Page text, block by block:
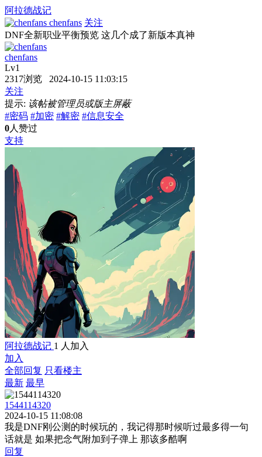
阿拉德战记
chenfans 关注
DNF全新职业平衡预览 这几个成了新版本真神
chenfans
Lv1
2317浏览 2024-10-15 11:03:15
关注
提示: 该帖被管理员或版主屏蔽
#密码 #加密 #解密 #信息安全
0人赞过
支持
阿拉德战记 1 人加入
加入
全部回复 只看楼主
最新 最早
1544114320
2024-10-15 11:08:08
我是DNF刚公测的时候玩的，我记得那时候听过最多得一句
话就是 如果把念气附加到子弹上 那该多酷啊
回复